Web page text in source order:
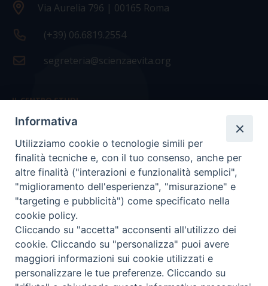
Via Aurelia 796 | 00165 Roma
(+39) 06.6819.2554
segreteria@scienzaevita.org
IL CENTRO STUDI
La nostra storia
Statuto
Presidenza e ufficio presidenza
Consiglio scientifico
Coordinamento nazionale
Informativa
Utilizziamo cookie o tecnologie simili per
finalità tecniche e, con il tuo consenso, anche per
altre finalità ("interazioni e funzionalità semplici",
"miglioramento dell'esperienza", "misurazione" e
"targeting e pubblicità") come specificato nella
cookie policy.
Cliccando su "accetta" acconsenti all'utilizzo dei
cookie. Cliccando su "personalizza" puoi avere
maggiori informazioni sui cookie utilizzati e
personalizzare le tue preferenze. Cliccando su